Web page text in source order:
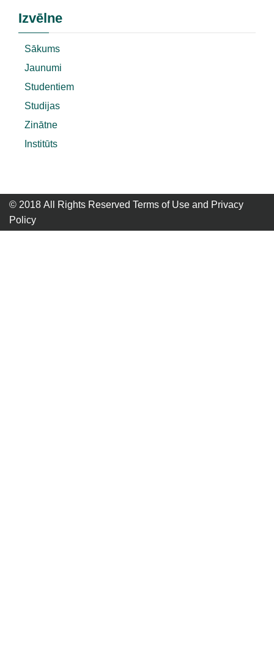
Izvēlne
Sākums
Jaunumi
Studentiem
Studijas
Zinātne
Institūts
© 2018 All Rights Reserved Terms of Use and Privacy
Policy